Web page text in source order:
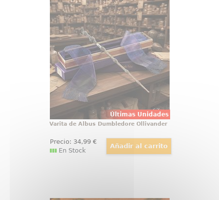
Últimas Unidades
Varita de Albus Dumbledore
Ollivander
Hay objetos que no se guardan, se
exhiben con orgullo, y la varita de
Albus Dumbledore pertenece a
esa categoría desde el primer
vistazo. Esta réplica oficial de
Harry Potter reúne elegancia,
simbolismo y acabado de
colección
Varita de Albus Dumbledore Ollivander
Precio: 34,99€
En Stock